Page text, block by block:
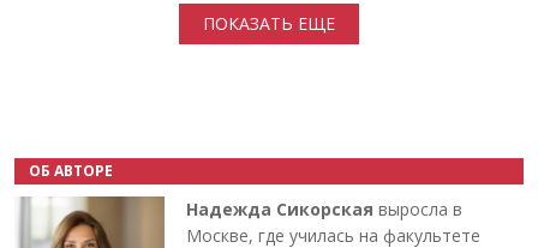
ПОКАЗАТЬ ЕЩЕ
ОБ АВТОРЕ
Надежда Сикорская выросла в
Москве, где училась на факультете